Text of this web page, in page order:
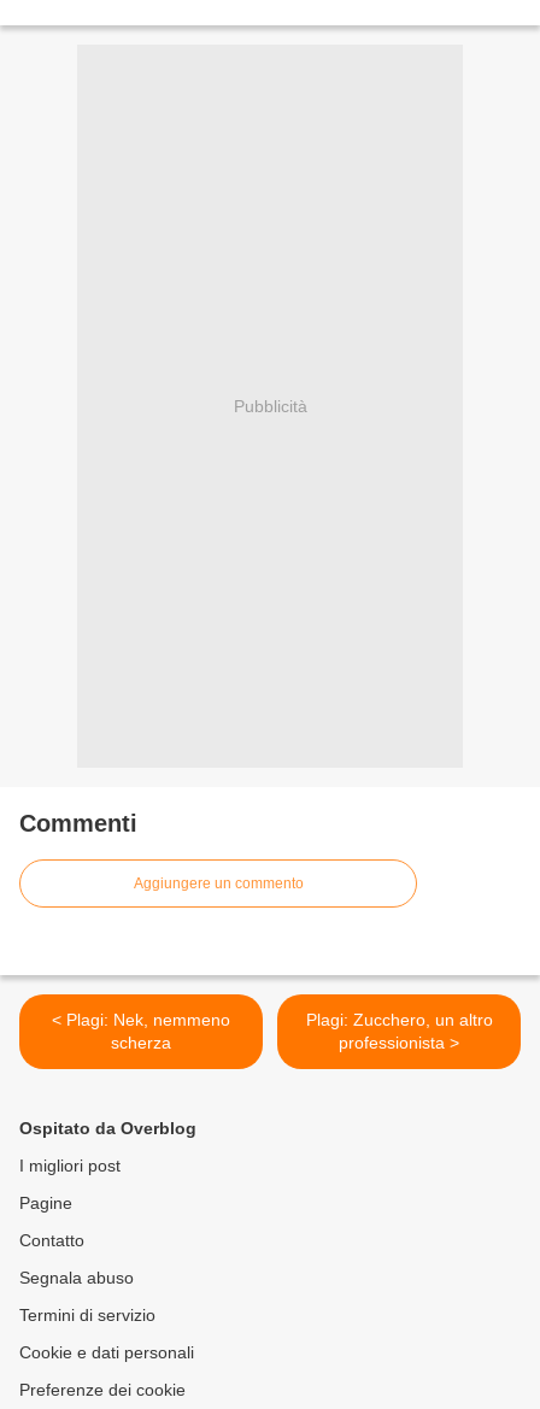
Pubblicità
Commenti
Aggiungere un commento
< Plagi: Nek, nemmeno
scherza
Plagi: Zucchero, un altro
professionista >
Ospitato da Overblog
I migliori post
Pagine
Contatto
Segnala abuso
Termini di servizio
Cookie e dati personali
Preferenze dei cookie